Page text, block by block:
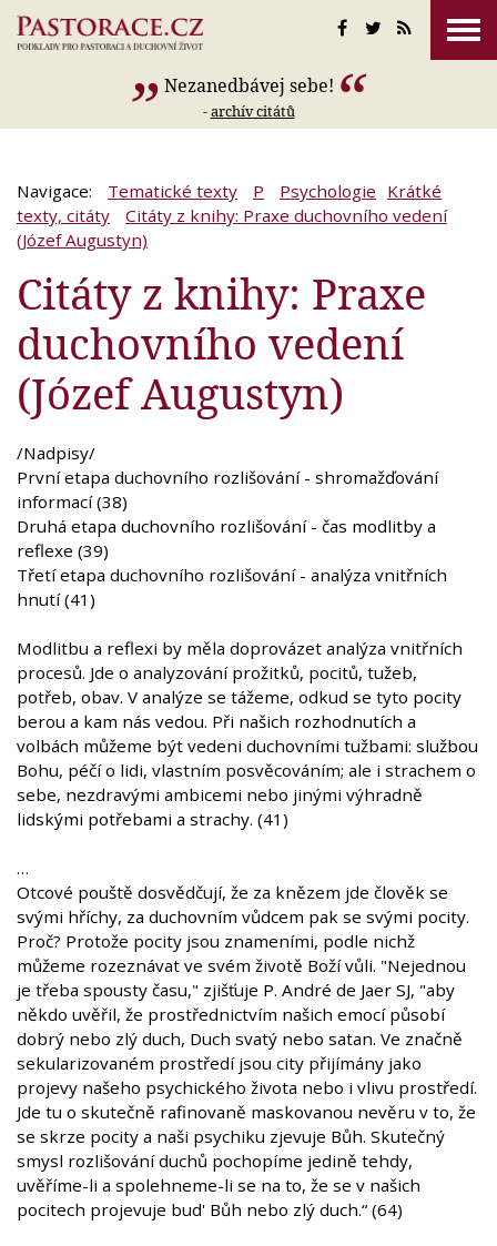
Nezanedbávej sebe!
-archív citátů
Navigace: Tematické texty P Psychologie Krátké
texty, citáty
Citáty z knihy: Praxe duchovního vedení
(Józef Augustyn)
Citáty z knihy: Praxe
duchovního vedení
(Józef Augustyn)
/Nadpisy/
První etapa duchovního rozlišování - shromažďování
informací (38)
Druhá etapa duchovního rozlišování - čas modlitby a
reflexe (39)
Třetí etapa duchovního rozlišování - analýza vnitřních
hnutí (41)
Modlitbu a reflexi by měla doprovázet analýza vnitřních
procesů. Jde o analyzování prožitků, pocitů, tužeb,
potřeb, obav. V analýze se tážeme, odkud se tyto pocity
berou a kam nás vedou. Při našich rozhodnutích a
volbách můžeme být vedeni duchovními tužbami: službou
Bohu, péčí o lidi, vlastním posvěcováním; ale i strachem o
sebe, nezdravými ambicemi nebo jinými výhradně
lidskými potřebami a strachy. (41)
…
Otcové pouště dosvědčují, že za knězem jde člověk se
svými hříchy, za duchovním vůdcem pak se svými pocity.
Proč? Protože pocity jsou znameními, podle nichž
můžeme rozeznávat ve svém životě Boží vůli. "Nejednou
je třeba spousty času," zjišťuje P. André de Jaer SJ, "aby
někdo uvěřil, že prostřednictvím našich emocí působí
dobrý nebo zlý duch, Duch svatý nebo satan. Ve značně
sekularizovaném prostředí jsou city přijímány jako
projevy našeho psychického života nebo i vlivu prostředí.
Jde tu o skutečně rafinovaně maskovanou nevěru v to, že
se skrze pocity a naši psychiku zjevuje Bůh. Skutečný
smysl rozlišování duchů pochopíme jedině tehdy,
uvěříme-li a spolehneme-li se na to, že se v našich
pocitech projevuje bud' Bůh nebo zlý duch.“ (64)